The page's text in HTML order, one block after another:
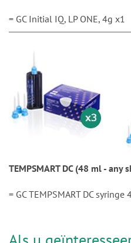
= GC Initial IQ, LP ONE, 4g x1
TEMPSMART DC (48 ml - any
= GC TEMPSMART DC syringe